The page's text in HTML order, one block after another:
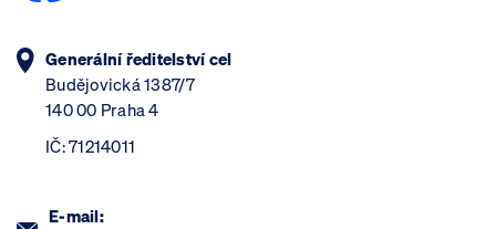
Generální ředitelství cel
Budějovická 1387/7
140 00 Praha 4
IČ: 71214011
E-mail: